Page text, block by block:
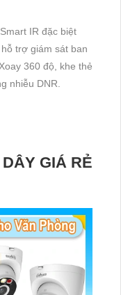
IR đặc biệt
trợ giám sát ban
nhiễu DNR.
GIÁ RẺ